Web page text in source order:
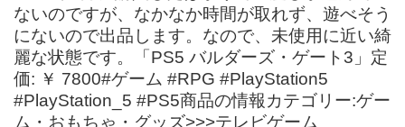
ないのですが、なかなか時間が取れず、遊べそう
にないので出品します。なので、未使用に近い綺
麗な状態です。「PS5 バルダーズ・ゲート3」定
価: ￥ 7800#ゲーム #RPG #PlayStation5
#PlayStation_5 #PS5商品の情報カテゴリー:ゲー
ム・おもちゃ・グッズ>>>テレビゲーム